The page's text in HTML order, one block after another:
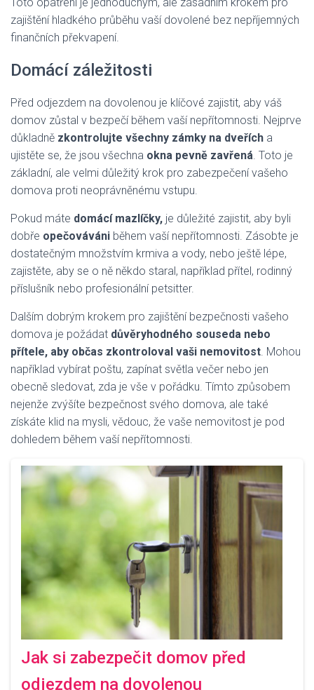
zajištění hladkého průběhu vaší dovolené bez nepříjemných
finančních překvapení.
Domácí záležitosti
Před odjezdem na dovolenou je klíčové zajistit, aby váš
domov zůstal v bezpečí během vaší nepřítomnosti. Nejprve
důkladně zkontrolujte všechny zámky na dveřích a
ujistěte se, že jsou všechna okna pevně zavřená . Toto je
základní, ale velmi důležitý krok pro zabezpečení vašeho
domova proti neoprávněnému vstupu.
Pokud máte domácí mazlíčky, je důležité zajistit, aby byli
dobře opečováváni během vaší nepřítomnosti. Zásobte je
dostatečným množstvím krmiva a vody, nebo ještě lépe,
zajistěte, aby se o ně někdo staral, například přítel, rodinný
příslušník nebo profesionální petsitter.
Dalším dobrým krokem pro zajištění bezpečnosti vašeho
domova je požádat důvěryhodného souseda nebo
přítele, aby občas zkontroloval vaši nemovitost . Mohou
například vybírat poštu, zapínat světla večer nebo jen
obecně sledovat, zda je vše v pořádku. Tímto způsobem
nejenže zvýšíte bezpečnost svého domova, ale také
získáte klid na mysli, vědouc, že vaše nemovitost je pod
dohledem během vaší nepřítomnosti.
Jak si zabezpečit domov před
odjezdem na dovolenou